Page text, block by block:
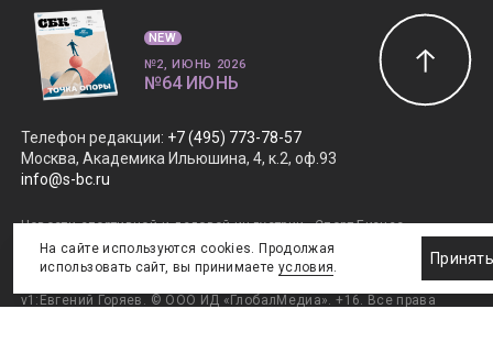
Телефон редакции: +7 (495) 773-78-57
Москва, Академика Ильюшина, 4, к.2, оф.93
info@s-bc.ru
Новости спортивной и деловой индустрии «Спорт Бизнес
Консалтинг». Свидетельство СМИ ЭЛ № ФС77-47450.
Главный редактор Елена Савраева.Правовая информация
v1:Евгений Горяев. © ООО ИД «ГлобалМедиа». +16. Все права
NEW
№2, ИЮНЬ 2026
№64 ИЮНЬ
На сайте используются cookies. Продолжая
использовать сайт, вы принимаете условия.
Принять